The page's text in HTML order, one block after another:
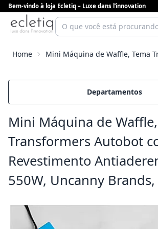
Bem-vindo à loja Ecletiq – Luxe dans l’innovation
Home Mini Máquina de Waffle, Tema
Departamentos
Mini Máquina de
Transformers Autobot
Revestimento
550W, Uncanny Brands,